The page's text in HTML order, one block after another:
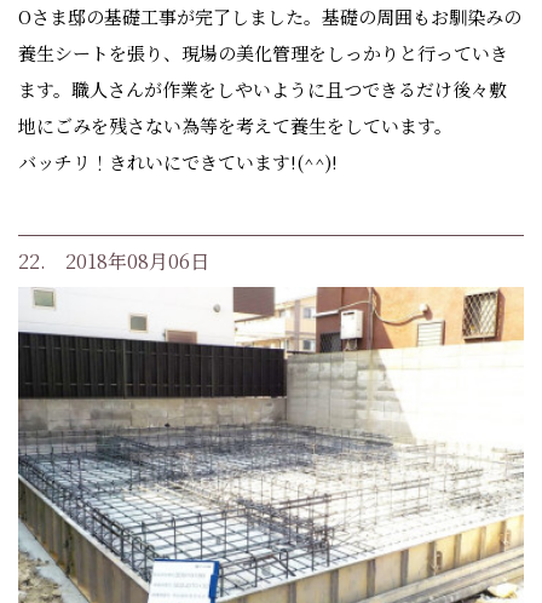
Oさま邸の基礎工事が完了しました。基礎の周囲もお馴染みの
養生シートを張り、現場の美化管理をしっかりと行っていき
ます。職人さんが作業をしやいように且つできるだけ後々敷
地にごみを残さない為等を考えて養生をしています。
バッチリ！きれいにできています!(^^)!
22. 2018年08月06日